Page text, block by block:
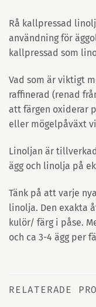
Rå kallpressad
användning för
kallpressad som
Vad som är viktigt
raffinerad (renad
att färgen oxiderar
eller mögelpåväxt
Linoljan är
ägg och linolja på
Tänk på att varje
linolja. Den exakta
kulör/ färg i påse.
och ca 3-4 ägg per
RELATERADE